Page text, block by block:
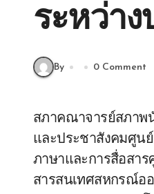
ระหว่าง
By 0 Comment
สภาคณาจารย์สภาพนักงานศูนย์ศึกษาการพัฒนาที่ยั่งยืนและเศรษฐกิจพอเพียงศูนย์สาธารณประโยชน์
และประชาสังคมศูน
ภาษาและการสื่อสา
สารสนเทศสหกรณ์อ